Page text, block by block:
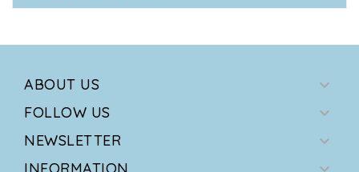
ABOUT US 
FOLLOW US 
NEWSLETTER 